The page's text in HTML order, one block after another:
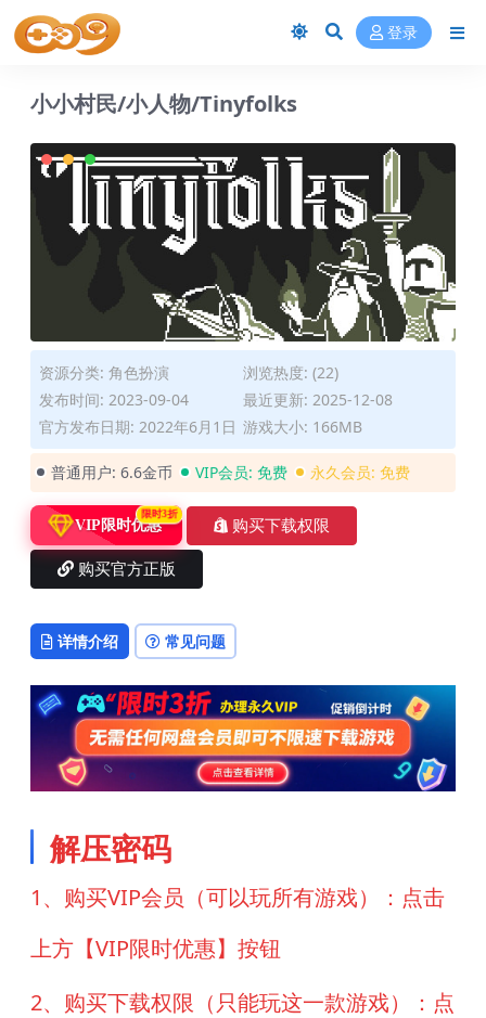
登录
小小村民/小人物/Tinyfolks
资源分类: 角色扮演
浏览热度: (22)
发布时间: 2023-09-04
最近更新: 2025-12-08
官方发布日期: 2022年6月1日 游戏大小: 166MB
普通用户: 6.6金币 VIP会员: 免费 永久会员: 免费
VIP限时优惠
限时3折
购买下载权限
购买官方正版
详情介绍 常见问题
解压密码
1、购买VIP会员（可以玩所有游戏）：点击
上方【VIP限时优惠】按钮
2、购买下载权限（只能玩这一款游戏）：点